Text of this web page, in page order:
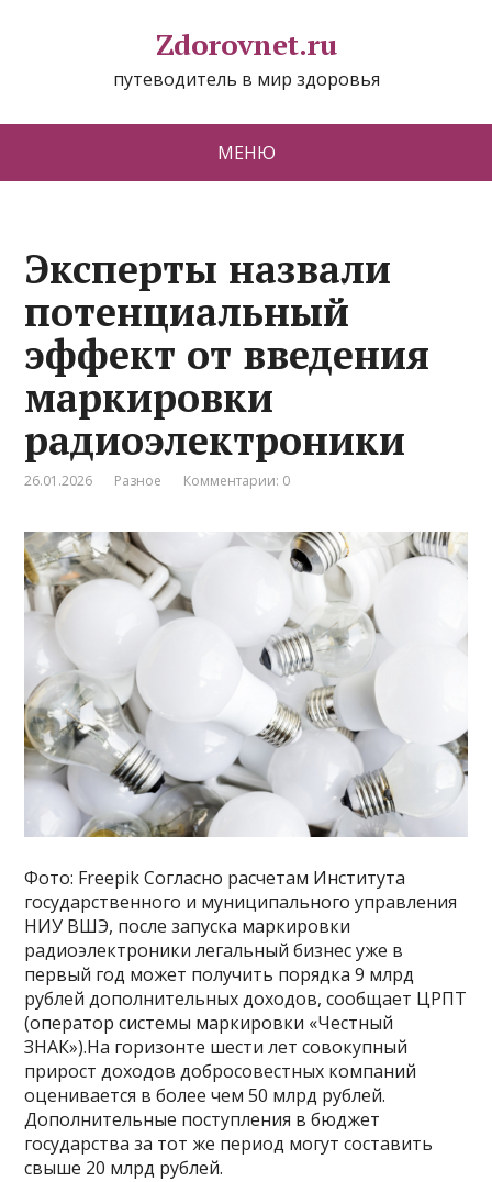
Zdorovnet.ru
путеводитель в мир здоровья
МЕНЮ
Эксперты назвали
потенциальный
эффект от введения
маркировки
радиоэлектроники
26.01.2026 Разное Комментарии: 0
Фото: Freepik Согласно расчетам Института
государственного и муниципального управления
НИУ ВШЭ, после запуска маркировки
радиоэлектроники легальный бизнес уже в
первый год может получить порядка 9 млрд
рублей дополнительных доходов, сообщает ЦРПТ
(оператор системы маркировки «Честный
ЗНАК»).На горизонте шести лет совокупный
прирост доходов добросовестных компаний
оценивается в более чем 50 млрд рублей.
Дополнительные поступления в бюджет
государства за тот же период могут составить
свыше 20 млрд рублей.